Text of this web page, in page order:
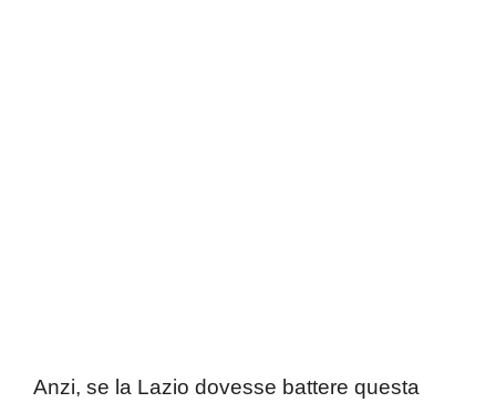
Anzi, se la Lazio dovesse battere questa